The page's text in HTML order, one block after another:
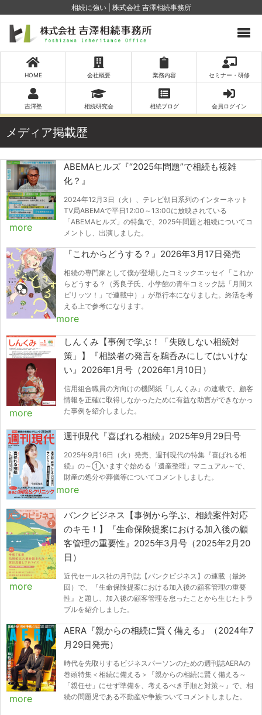
相続に強い | 株式会社 吉澤相続事務所
HOME 会社概要 業務内容 セミナー・研修
吉澤塾 相続研究会 相続ブログ 会員ログイン
メディア掲載歴
ABEMAヒルズ『“2025年問題”で相続も複雑
化？』
2024年12月3日（火）、テレビ朝日系列のインターネット
TV局ABEMAで平日12:00～13:00に放映されている
「ABEMAヒルズ」の特集で、2025年問題と相続についてコ
メントし、出演しました。
more
『これからどうする？』2026年3月17日発売
相続の専門家として僕が登場したコミックエッセイ「これか
らどうする？（秀良子氏、小学館の青年コミック誌「月間ス
ピリッツ！」で連載中）」が単行本になりました。終活を考
える上で参考になります。
more
しんくみ【事例で学ぶ！「失敗しない相続対
策」】『相談者の発言を鵜呑みにしてはいけな
い』2026年1月号（2026年1月10日）
信用組合職員の方向けの機関紙「しんくみ」の連載で、顧客
情報を正確に取得しなかったために有益な助言ができなかっ
た事例を紹介しました。
more
週刊現代『喜ばれる相続』2025年9月29日号
2025年9月16日（火）発売、週刊現代の特集『喜ばれる相
続』の～①いますぐ始める「遺産整理」マニュアル～で、
財産の処分や葬儀等についてコメントしました。
more
バンクビジネス【事例から学ぶ、相続案件対応
のキモ！】『生命保険提案における加入後の顧
客管理の重要性』2025年3月号（2025年2月20
日）
近代セールス社の月刊誌【バンクビジネス】の連載（最終
回）で、『生命保険提案における加入後の顧客管理の重要
性』と題し、加入後の顧客管理を怠ったことから生じたトラ
ブルを紹介しました。
more
AERA『親からの相続に賢く備える』（2024年7
月29日発売）
時代を先取りするビジネスパーソンのための週刊誌AERAの
巻頭特集＜相続に備える＞『親からの相続に賢く備える～
「親任せ」にせず準備を、考えるべき手順と対策～』で、相
続の問題児である不動産や争族ついてコメントしました。
more